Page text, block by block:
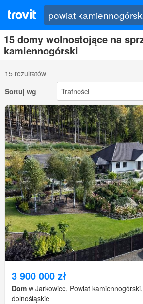
15 domy wolnostojące na
kamiennogórski
15 rezultatów
Sortuj wg
3 900 000 zł
Dom w Jarkowice, Powiat
dolnośląskie